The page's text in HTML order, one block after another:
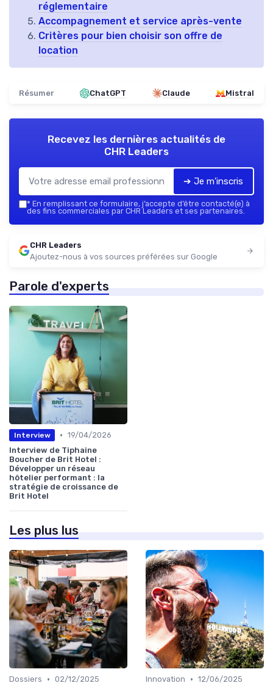
réglementaire
Accompagnement et service après-vente
Critères pour bien choisir son offre de
location
Résumer ChatGPT Claude Mistral
Recevez les dernières actualités de
CHR Leaders
➔ Je m'inscris
* En remplissant ce formulaire, j’accepte d’être contacté(e) à
des fins commerciales par CHR Leaders et ses partenaires.
CHR Leaders
Ajoutez-nous à vos sources préférées sur Google
Parole d'experts
Interview • 19/04/2026
Interview de Tiphaine
Boucher de Brit Hotel :
Développer un réseau
hôtelier performant : la
stratégie de croissance de
Brit Hotel
Les plus lus
Dossiers • 02/12/2025 Innovation • 12/06/2025